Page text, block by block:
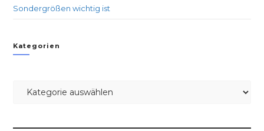
Sondergrößen wichtig ist
Kategorien